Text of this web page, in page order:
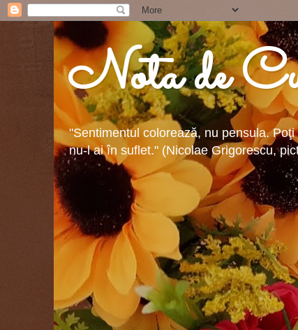
Nota de
"Sentimentul colorează, nu pensula.
nu-l ai în suflet." (Nicolae Grigorescu,